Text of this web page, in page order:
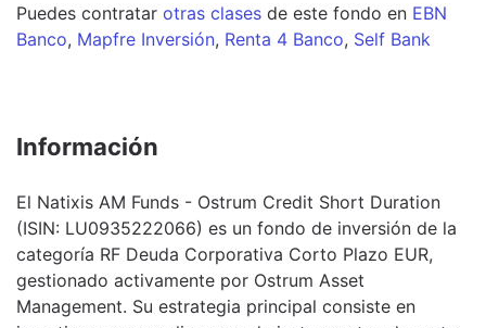
Puedes contratar otras clases de este fondo en EBN
Banco, Mapfre Inversión, Renta 4 Banco, Self Bank
Información
El Natixis AM Funds - Ostrum Credit Short Duration
(ISIN: LU0935222066) es un fondo de inversión de la
categoría RF Deuda Corporativa Corto Plazo EUR,
gestionado activamente por Ostrum Asset
Management. Su estrategia principal consiste en